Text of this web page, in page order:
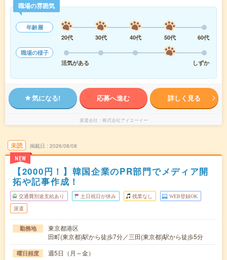
職場の雰囲気
年齢層
20代
30代 40代 50代
60代
職場の様子
活気がある
しずか
気になる! 応募へ進む 詳しく見る
派遣会社 株式会社アイエーイー
未読
NEW
掲載日 2026/08/08
【2000円！】韓国企業のPR部門でメディア開
拓や記事作成！
交通費別途支給あり 土日祝日が休み 残業なし WEB登録OK
派遣
勤務地
東京都港区
田町(東京都)駅から徒歩7分／三田(東京都)駅から徒歩5分
曜日頻度 週5日（月～金）